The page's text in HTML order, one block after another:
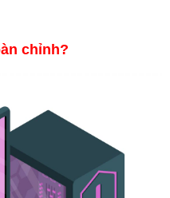
chỉnh?